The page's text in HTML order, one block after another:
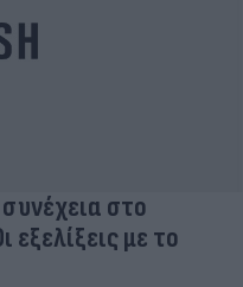
στο
με το